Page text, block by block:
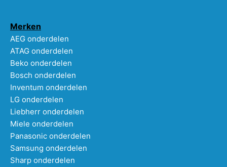
Merken
AEG onderdelen
ATAG onderdelen
Beko onderdelen
Bosch onderdelen
Inventum onderdelen
LG onderdelen
Liebherr onderdelen
Miele onderdelen
Panasonic onderdelen
Samsung onderdelen
Sharp onderdelen